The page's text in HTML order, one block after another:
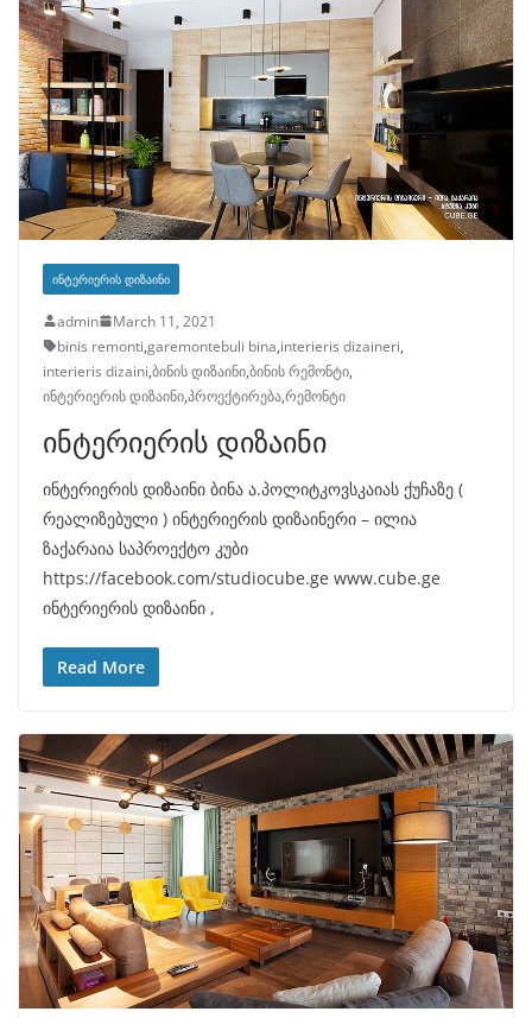
ᲘᲜᲢᲔᲠᲘᲔᲠᲘᲡ ᲓᲘᲖᲐᲘᲜᲘ
admin
March 11, 2021
binis remonti,garemontebuli bina,interieris dizaineri,
interieris dizaini,ბინის დიზაინი,ბინის რემონტი,
ინტერიერის დიზაინი,პროექტირება,რემონტი
ინტერიერის დიზაინი
ინტერიერის დიზაინი ბინა ა.პოლიტკოვსკაიას ქუჩაზე (
რეალიზებული ) ინტერიერის დიზაინერი – ილია
ზაქარაია საპროექტო კუბი
https://facebook.com/studiocube.ge www.cube.ge
ინტერიერის დიზაინი ,
Read More